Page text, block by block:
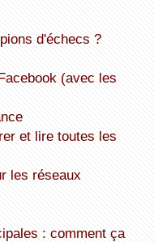
d'échecs ?